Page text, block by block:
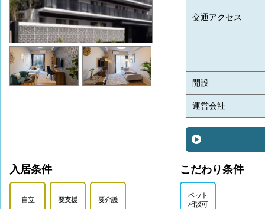
交通アクセス
開設
運営会社
入居条件
自立 要支援 要介護
こだわり条件
ペット
相談可